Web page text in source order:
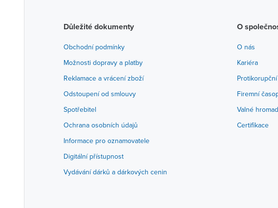
Důležité dokumenty
Obchodní podmínky
Možnosti dopravy a platby
Reklamace a vrácení zboží
Odstoupení od smlouvy
Spotřebitel
Ochrana osobních údajů
Informace pro oznamovatele
Digitální přístupnost
Vydávání dárků a dárkových cenin
O
O nás
Kariéra
Firemní
Valné
Certifikace